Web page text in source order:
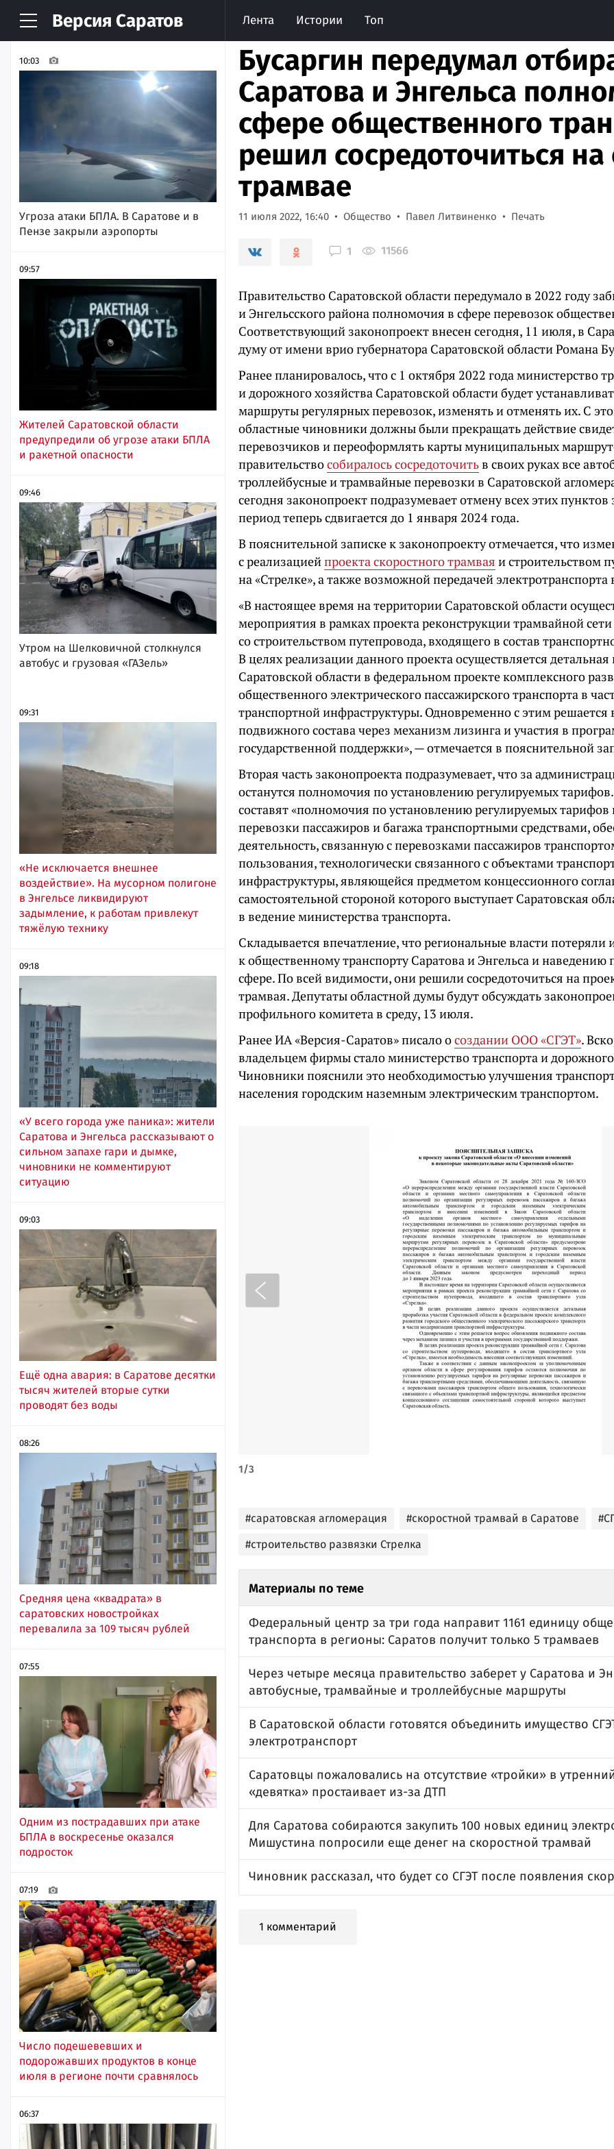
Версия Саратов Лента Истории Топ
НОВОСТИ АРХИВ
10:03
Угроза атаки БПЛА. В Саратове и в
Пензе закрыли аэропорты
09:57
Жителей Саратовской области
предупредили об угрозе атаки БПЛА
и ракетной опасности
09:46
Утром на Шелковичной столкнулся
автобус и грузовая «ГАЗель»
09:31
«Не исключается внешнее
воздействие». На мусорном полигоне
в Энгельсе ликвидируют
задымление, к работам привлекут
тяжёлую технику
09:18
«У всего города уже паника»: жители
Саратова и Энгельса рассказывают о
сильном запахе гари и дымке,
чиновники не комментируют
ситуацию
09:03
Ещё одна авария: в Саратове десятки
тысяч жителей вторые сутки
проводят без воды
08:26
Средняя цена «квадрата» в
саратовских новостройках
перевалила за 109 тысяч рублей
07:55
Одним из пострадавших при атаке
БПЛА в воскресенье оказался
подросток
07:19
Число подешевевших и
подорожавших продуктов в конце
июля в регионе почти сравнялось
06:37
Бусаргин передумал
Саратова и Энгельса
сфере общественного
решил сосредоточиться
трамвае
11 июля 2022, 16:40 Общество Павел Литвиненко Печать
1 11566
Правительство Саратовской области передумало в 2022 году
и Энгельсского района полномочия в сфере перевозок
Соответствующий законопроект внесен сегодня, 11 июля, в
думу от имени врио губернатора Саратовской области Романа
Ранее планировалось, что с 1 октября 2022 года министерство
и дорожного хозяйства Саратовской области будет
маршруты регулярных перевозок, изменять и отменять их. С
областные чиновники должны были прекращать действие
перевозчиков и переоформлять карты муниципальных
правительствособиралось сосредоточитьв своих руках все
троллейбусные и трамвайные перевозки в Саратовской
сегодня законопроект подразумевает отмену всех этих
период теперь сдвигается до 1 января 2024 года.
В пояснительной записке к законопроекту отмечается, что
с реализациейпроекта скоростного трамвая и строительством
на «Стрелке», а также возможной передачей
«В настоящее время на территории Саратовской области
мероприятия в рамках проекта реконструкции трамвайной
со строительством путепровода, входящего в состав
В целях реализации данного проекта осуществляется детальная
Саратовской области в федеральном проекте комплексного
общественного электрического пассажирского транспорта в
транспортной инфраструктуры. Одновременно с этим решается
подвижного состава через механизм лизинга и участия в
государственной поддержки», — отмечается в пояснительной
Вторая часть законопроекта подразумевает, что за
останутся полномочия по установлению регулируемых
составят «полномочия по установлению регулируемых тарифов
перевозки пассажиров и багажа транспортными средствами,
деятельность, связанную с перевозками пассажиров
пользования, технологически связанного с объектами
инфраструктуры, являющейся предметом концессионного
самостоятельной стороной которого выступает Саратовская
в ведение министерства транспорта.
Складывается впечатление, что региональные власти потеряли
к общественному транспорту Саратова и Энгельса и наведению
сфере. По всей видимости, они решили сосредоточиться на
трамвая. Депутаты областной думы будут обсуждать
профильного комитета в среду, 13 июля.
Ранее ИА «Версия-Саратов» писало осоздании ООО «СГЭТ».
владельцем фирмы стало министерство транспорта и
Чиновники пояснили это необходимостью улучшения
населения городским наземным электрическим транспортом.
1/3
#саратовская агломерация #скоростной трамвай в Саратове
#строительство развязки Стрелка
Материалы по теме
Федеральный центр за три года направит 1161 единицу
транспорта в регионы: Саратов получит только 5 трамваев
Через четыре месяца правительство заберет у Саратова и
автобусные, трамвайные и троллейбусные маршруты
В Саратовской области готовятся объединить имущество
электротранспорт
Саратовцы пожаловались на отсутствие «тройки» в
«девятка» простаивает из-за ДТП
Для Саратова собираются закупить 100 новых единиц
Мишустина попросили еще денег на скоростной трамвай
Чиновник рассказал, что будет со СГЭТ после появления
1 комментарий